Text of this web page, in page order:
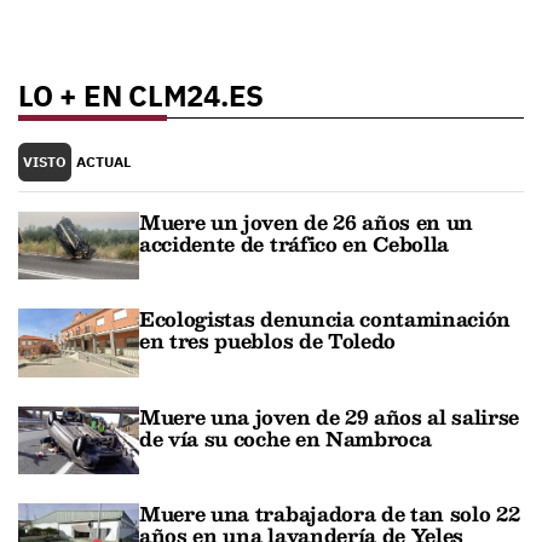
LO + EN CLM24.ES
VISTO ACTUAL
Muere un joven de 26 años en un
accidente de tráfico en Cebolla
Ecologistas denuncia contaminación
en tres pueblos de Toledo
Muere una joven de 29 años al salirse
de vía su coche en Nambroca
Muere una trabajadora de tan solo 22
años en una lavandería de Yeles